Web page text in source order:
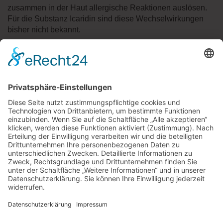
zusammen in der Haut allergische Reaktionen auslösen.
Für die Substanz Icaridin sind diese Wechselwirkungen
bisher nicht bekannt.
Duftmantel wird angegriffen
DEET und Icaridin wirken beide wie ein Duftmantel, der
wohlriechende Sonnencremes vermindert werden. Wer
den duftenden Mückenschutzmantel nicht beeinträchtigen
möchte, sollte daher auf parfüm- und zusatzfreie
Sonnenkosmetik und Hautpflegeprodukte setzen. Beratung
dazu gibt´s in der Apotheke.
Quelle:ptaheute
« zurück zur Übersicht
APOTHEKE SCHÖNE AUSSICHT